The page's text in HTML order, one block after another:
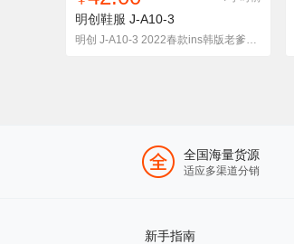
明创鞋服 J-A10-3
明创 J-A10-3 2022春款ins韩版老爹鞋女 标准码
全国海量货源
适应多渠道分销
新手指南